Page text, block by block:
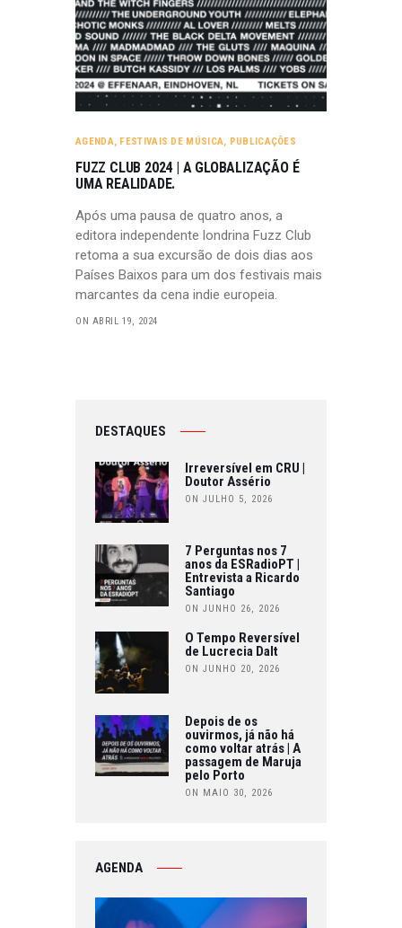
AGENDA, FESTIVAIS DE MÚSICA, PUBLICAÇÕES
FUZZ CLUB 2024 | A GLOBALIZAÇÃO É
UMA REALIDADE.
Após uma pausa de quatro anos, a
editora independente londrina Fuzz Club
retoma a sua excursão de dois dias aos
Países Baixos para um dos festivais mais
marcantes da cena indie europeia.
ON ABRIL 19, 2024
DESTAQUES
Irreversível em CRU |
Doutor Assério
ON JULHO 5, 2026
7 Perguntas nos 7
anos da ESRadioPT |
Entrevista a Ricardo
Santiago
ON JUNHO 26, 2026
O Tempo Reversível
de Lucrecia Dalt
ON JUNHO 20, 2026
Depois de os
ouvirmos, já não há
como voltar atrás | A
passagem de Maruja
pelo Porto
ON MAIO 30, 2026
AGENDA